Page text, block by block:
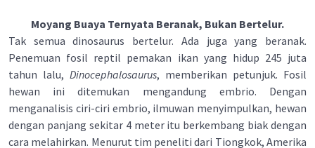
Moyang Buaya Ternyata Beranak, Bukan Bertelur.
Tak semua dinosaurus bertelur. Ada juga yang beranak.
Penemuan fosil reptil pemakan ikan yang hidup 245 juta
tahun lalu, Dinocephalosaurus, memberikan petunjuk. Fosil
hewan ini ditemukan mengandung embrio. Dengan
menganalisis ciri-ciri embrio, ilmuwan menyimpulkan, hewan
dengan panjang sekitar 4 meter itu berkembang biak dengan
cara melahirkan. Menurut tim peneliti dari Tiongkok, Amerika